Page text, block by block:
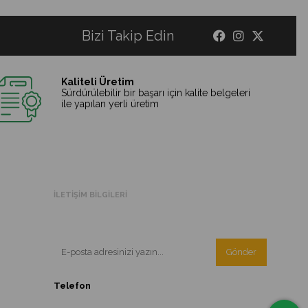
Bizi Takip Edin
Kaliteli Üretim
Sürdürülebilir bir başarı için kalite belgeleri
ile yapılan yerli üretim
İLETİŞİM BİLGİLERİ
Gönder
Telefon